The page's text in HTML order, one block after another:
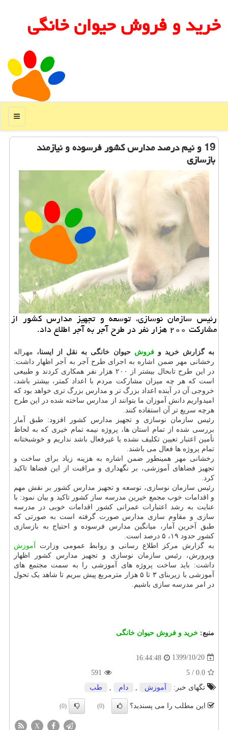
خرید و فروش حیوان خانگی
منو
19 و نیم درصد مدارس كشور فرسوده و نیازمند
بازسازی
رئیس سازمان نوسازی، توسعه و تجهیز مدارس کشور از
مشارکت ۲۰۰ هزار نفر در طرح آجر به آجر اطلاع داد.
به گزارش خرید وفروش حیوان خانگی به نقل از ایسنا، مهراله
رخشانی مهر ضمن اشاره به اجرای طرح آجر به آجر اظهار داشت:
در این طرح تابحال بیشتر از ۲۰۰ هزار نفر همکاری کردند و طبیعی
است که هر چه میزان مشارکت مردم با اعداد کمتر، بیشتر باشد،
خروجی آن در آینده اعداد بزرگ تر و مدارس بزرگ تری خواهد بود که
امیدواریم دانش آموزان ما بتوانند از مدارس ساخته شده در این طرح
هرچه سریع تر آن استفاده کنند.
رئیس سازمان نوسازی و تجهیز مدارس کشور افزود: طبق آمار
بررسی شده از تمام استان ها، پروژه نیمه تمام خیری که به لحاظ
تأمین اعتبار تعیین تکلیف نشده یا غیرفعال باشد نداریم و خوشبختانه
تمام پروژه ها فعال می باشند.
رخشانی مهر همینطور ضمن اشاره به هزینه زیاد برای ساخت و
تجهیز فضاهای آموزشی، بر نگهداری و مراقبت از این فضاها تاکید
کرد.
رئیس سازمان نوسازی، توسعه و تجهیز مدارس کشور بر نقش مهم
و اقدامات خوب مجمع خیرین مدرسه ساز کشور تاکید و بیان نمود: با
عنایت به رشد اعتبارات عمرانی کشور اقدامات خوبی در مدرسه
سازی و مقاوم سازی مدارس صورت گرفته است به صورتی که
طبق آخرین آمار، میانگین مدارس فرسوده و احتیاج به بازسازی
کشور حدود ۱۹، ۵ درصد است.
به گزارش مرکز اطلاع رسانی و روابط عمومی وزارت آموزش
وپرورش، رئیس سازمان نوسازی و تجهیز مدارس کشور اظهار
داشت: باید ساخت پروژه های آموزشی را به سمت مجتمع های
آموزشی با زیربنای ۳ تا ۵ هزار مترمربع پیش ببریم تا شاهد یک تحول
در امر مدرسه سازی باشیم.
منبع: خرید و فروش حیوان خانگی
1399/10/20
16:44:48
0.0
/
5
591
تگهای خبر:
آموزش دام طب
این مطلب را می پسندید؟ (0)
(0)
X